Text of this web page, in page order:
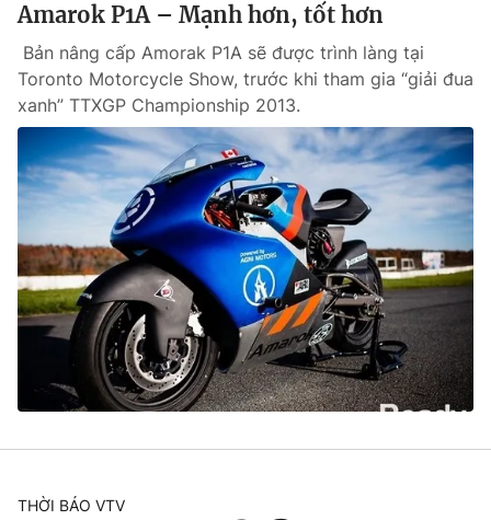
Chuyên mục khác
Emagazine Podcast
Photo Infographic
Video Shorts video
VTV Money VTV Thể thao
VTV Sức khoẻ Bất động sản
Thị trường 24h Tấm lòng Việt
VTV9
Amarok P1A – Mạnh hơn, tốt hơn
Bản nâng cấp Amorak P1A sẽ được trình làng tại
Toronto Motorcycle Show, trước khi tham gia “giải đua
xanh” TTXGP Championship 2013.
THỜI BÁO VTV